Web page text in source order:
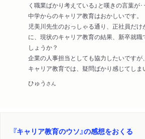
く職業ばかり考えている」と嘆きの言葉が･･
中学からのキャリア教育はおかしいです。
児美川先生のおっしゃる通り、正社員だ
に、現状のキャリア教育の結果、新卒就
しょうか？
企業の人事担当としても協力したいです
キャリア教育では、疑問ばかり感じてしま
ひゅう さん
『キャリア教育のウソ』の感想をおくる